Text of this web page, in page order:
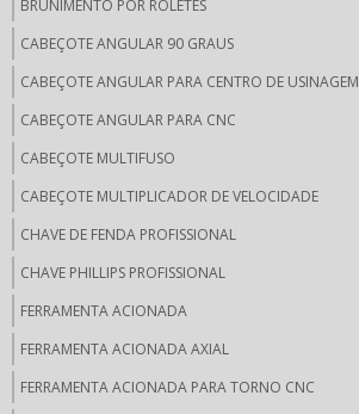
BRUNIMENTO POR ROLETES
CABEÇOTE ANGULAR 90 GRAUS
CABEÇOTE ANGULAR PARA CENTRO DE USINAGEM
CABEÇOTE ANGULAR PARA CNC
CABEÇOTE MULTIFUSO
CABEÇOTE MULTIPLICADOR DE VELOCIDADE
CHAVE DE FENDA PROFISSIONAL
CHAVE PHILLIPS PROFISSIONAL
FERRAMENTA ACIONADA
FERRAMENTA ACIONADA AXIAL
FERRAMENTA ACIONADA PARA TORNO CNC